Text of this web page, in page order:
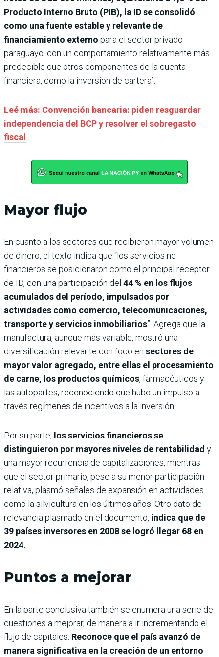
Producto Interno Bruto (PIB), la ID se consolidó
como una fuente estable y relevante de
financiamiento externo para el sector privado
paraguayo, con un comportamiento relativamente más
predecible que otros componentes de la cuenta
financiera, como la inversión de cartera”.
Leé más: Convención bancaria: piden resguardar
independencia del BCP y resolver el sobregasto
fiscal
Mayor flujo
En cuanto a los sectores que recibieron mayor volumen
de dinero, el texto indica que “los servicios no
financieros se posicionaron como el principal receptor
de ID, con una participación del 44 % en los flujos
acumulados del período, impulsados por
actividades como comercio, telecomunicaciones,
transporte y servicios inmobiliarios”. Agrega que la
manufactura, aunque más variable, mostró una
diversificación relevante con foco en sectores de
mayor valor agregado, entre ellas el procesamiento
de carne, los productos químicos, farmacéuticos y
las autopartes, reconociendo que hubo un impulso a
través regímenes de incentivos a la inversión.
Por su parte, los servicios financieros se
distinguieron por mayores niveles de rentabilidad y
una mayor recurrencia de capitalizaciones, mientras
que el sector primario, pese a su menor participación
relativa, plasmó señales de expansión en actividades
como la silvicultura en los últimos años. Otro dato de
relevancia plasmado en el documento, indica que de
39 países inversores en 2008 se logró llegar 68 en
2024.
Puntos a mejorar
En la parte conclusiva también se enumera una serie de
cuestiones a mejorar, de manera a ir incrementando el
flujo de capitales. Reconoce que el país avanzó de
manera significativa en la creación de un entorno